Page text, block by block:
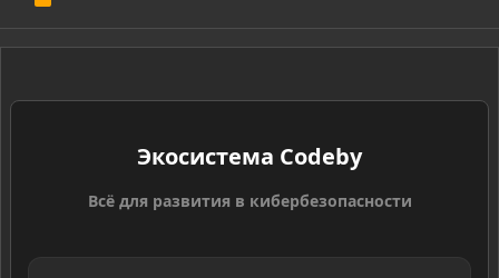
S
Экосистема Codeby
Всё для развития в кибербезопасности